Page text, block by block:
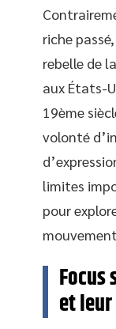
riche
rebelle de
aux États-
19ème
volonté
limites
pour
mouvement.
Focus
et